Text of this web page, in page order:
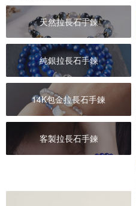
天然拉長石手鍊
純銀拉長石手鍊
14K包金拉長石手鍊
客製拉長石手鍊